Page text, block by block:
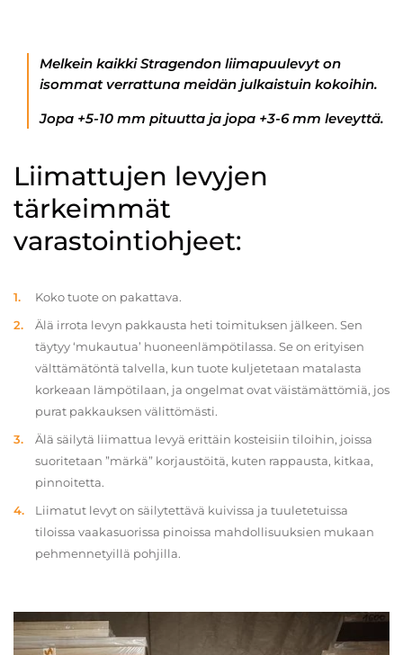
Melkein kaikki Stragendon liimapuulevyt on
isommat verrattuna meidän julkaistuin kokoihin.
Jopa +5-10 mm pituutta ja jopa +3-6 mm leveyttä.
Liimattujen levyjen
tärkeimmät
varastointiohjeet:
Koko tuote on pakattava.
Älä irrota levyn pakkausta heti toimituksen jälkeen. Sen
täytyy ‘mukautua’ huoneenlämpötilassa. Se on erityisen
välttämätöntä talvella, kun tuote kuljetetaan matalasta
korkeaan lämpötilaan, ja ongelmat ovat väistämättömiä, jos
purat pakkauksen välittömästi.
Älä säilytä liimattua levyä erittäin kosteisiin tiloihin, joissa
suoritetaan ”märkä” korjaustöitä, kuten rappausta, kitkaa,
pinnoitetta.
Liimatut levyt on säilytettävä kuivissa ja tuuletetuissa
tiloissa vaakasuorissa pinoissa mahdollisuuksien mukaan
pehmennetyillä pohjilla.